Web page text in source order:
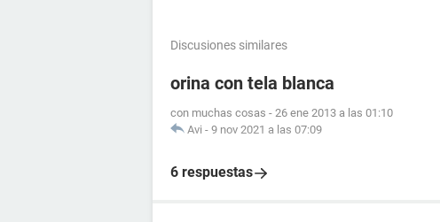
Discusiones similares
orina con tela blanca
con muchas cosas - 26 ene 2013 a las 01:10
Avi - 9 nov 2021 a las 07:09
6 respuestas